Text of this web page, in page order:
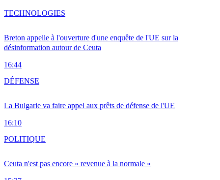
Breton appelle à l'ouverture d'une enquête de l'UE sur la
désinformation autour de Ceuta
16:44
TECHNOLOGIES
La Bulgarie va faire appel aux prêts de défense de l'UE
16:10
DÉFENSE
Ceuta n'est pas encore « revenue à la normale »
POLITIQUE